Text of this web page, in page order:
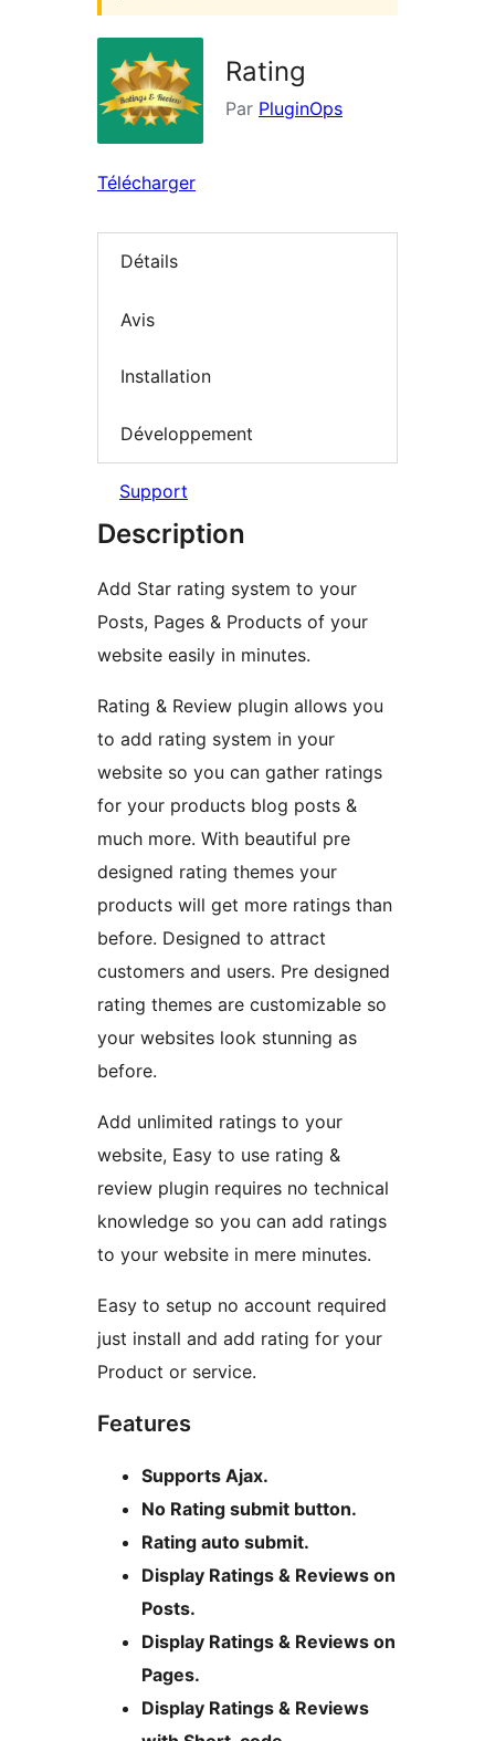
Rating
Par PluginOps
Télécharger
Détails
Avis
Installation
Développement
Support
Description
Add Star rating system to your
Posts, Pages & Products of your
website easily in minutes.
Rating & Review plugin allows you
to add rating system in your
website so you can gather ratings
for your products blog posts &
much more. With beautiful pre
designed rating themes your
products will get more ratings than
before. Designed to attract
customers and users. Pre designed
rating themes are customizable so
your websites look stunning as
before.
Add unlimited ratings to your
website, Easy to use rating &
review plugin requires no technical
knowledge so you can add ratings
to your website in mere minutes.
Easy to setup no account required
just install and add rating for your
Product or service.
Features
Supports Ajax.
No Rating submit button.
Rating auto submit.
Display Ratings & Reviews on
Posts.
Display Ratings & Reviews on
Pages.
Display Ratings & Reviews